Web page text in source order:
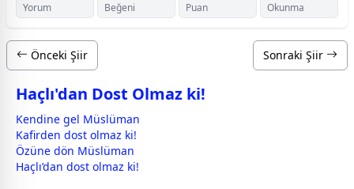
Yorum Beğeni Puan Okunma
Önceki Şiir Sonraki Şiir
Haçlı'dan Dost Olmaz ki!
Kendine gel Müslüman
Kafirden dost olmaz ki!
Özüne dön Müslüman
Haçlı’dan dost olmaz ki!